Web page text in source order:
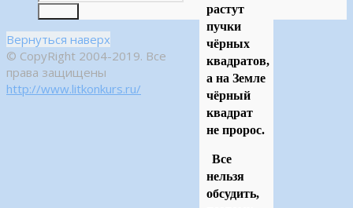
растут
пучки
чёрных
квадратов,
а на Земле
чёрный
квадрат
не пророс.
Все
нельзя
обсудить,
Вернуться наверх
© CopyRight 2004-2019. Все
права защищены
http://www.litkonkurs.ru/